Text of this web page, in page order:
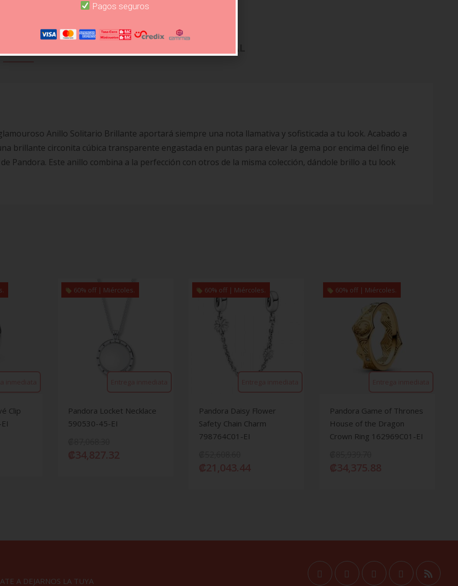
Anillo Solitario Brillante aportará siempre una nota llamativa y sofisticada a tu look. Acabado a
brillante circonita cúbica transparente engastada en puntas para elevar la gema por encima del fino eje
Pandora. Este anillo combina a la perfección con otros de la misma colección, dándole brillo a tu look
Clip
60% off | Miércoles.
Pandora Locket Necklace
590530-45-EI
₡34,827.32
60% off | Miércoles.
Pandora Daisy Flower
Safety Chain Charm
798764C01-EI
₡21,043.44
60% off | Miércoles.
Pandora Game of Thrones
House of the Dragon
Crown Ring 162969C01-EI
₡34,375.88
A DEJARNOS LA TUYA
Pagos seguros